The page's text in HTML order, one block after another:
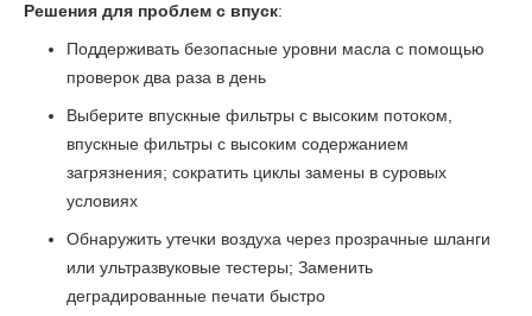
Решения для проблем с впуск:
Поддерживать безопасные уровни масла с помощью
проверок два раза в день
Выберите впускные фильтры с высоким потоком,
впускные фильтры с высоким содержанием
загрязнения; сократить циклы замены в суровых
условиях
Обнаружить утечки воздуха через прозрачные шланги
или ультразвуковые тестеры; Заменить
деградированные печати быстро